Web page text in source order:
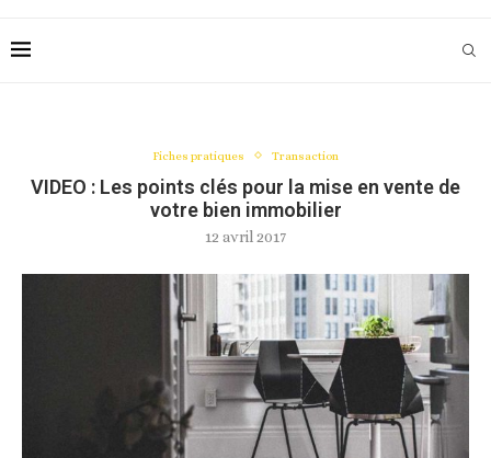
Fiches pratiques Transaction
VIDEO : Les points clés pour la mise en vente de
votre bien immobilier
12 avril 2017